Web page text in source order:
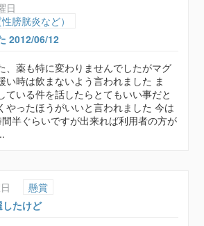
日
膀胱炎など）
2012/06/12
、薬も特に変わりませんでしたがマグ
い時は飲まないよう言われました ま
ている件を話したらとてもいい事だと
やったほうがいいと言われました 今は
半ぐらいですが出来れば利用者の方が
懸賞
たけど